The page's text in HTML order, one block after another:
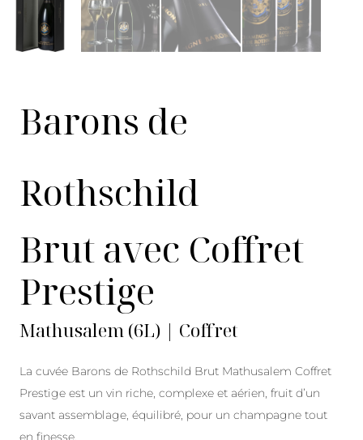
Barons de
Rothschild
Brut avec Coffret
Prestige
Mathusalem (6L) | Coffret
La cuvée Barons de Rothschild Brut Mathusalem Coffret
Prestige est un vin riche, complexe et aérien, fruit d’un
savant assemblage, équilibré, pour un champagne tout
en finesse.